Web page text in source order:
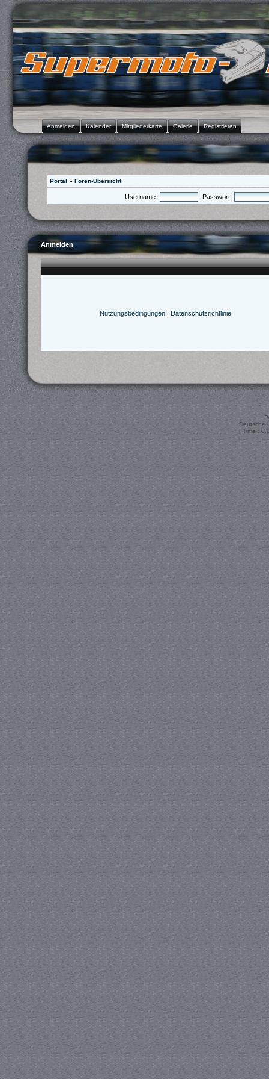
Anmelden Kalender Mitgliederkarte Galerie Registrieren
Portal » Foren-Übersicht
Username: Passwort:
Anmelden
Nutzungsbedingungen| Datenschutzrichtlinie
Deutsche
[ Time :